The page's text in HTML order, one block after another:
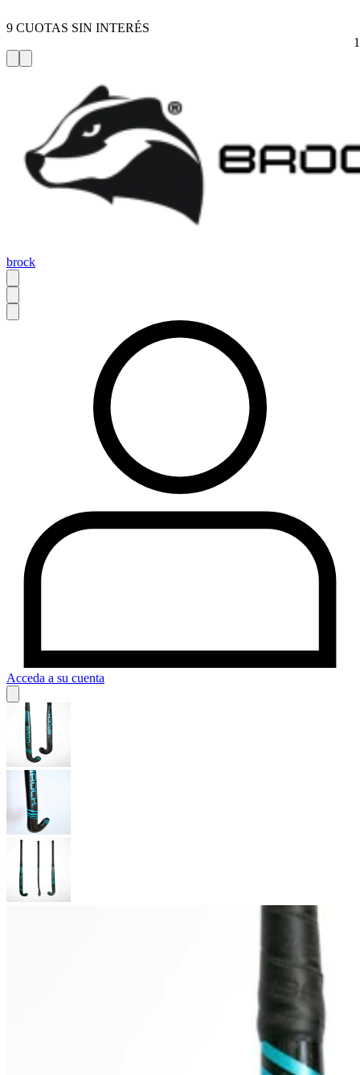
9 CUOTAS SIN INTERÉS
brock
Acceda a su cuenta